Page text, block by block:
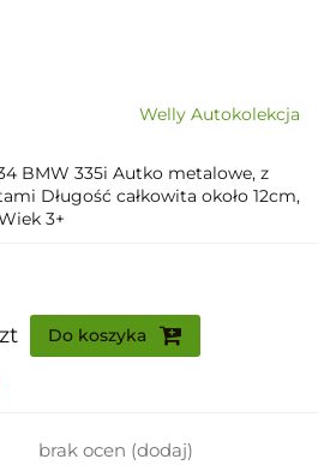
Welly Autokolekcja
BMW 335i Autko metalowe, z
Długość całkowita około 12cm,
3+
Do koszyka
brak ocen (dodaj)